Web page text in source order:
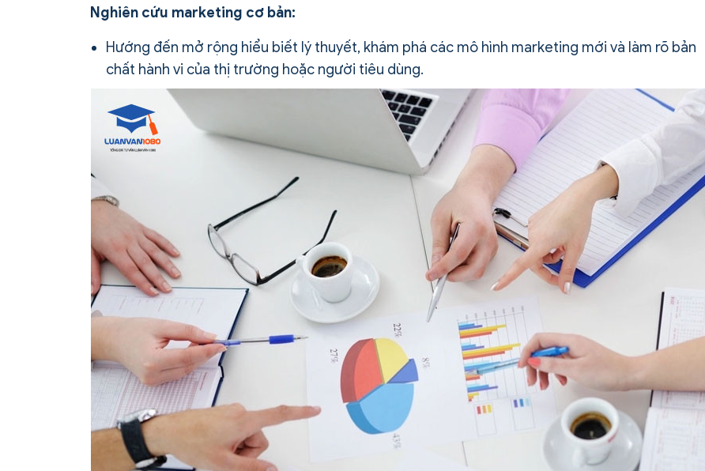
Nghiên cứu marketing cơ bản:
Hướng đến mở rộng hiểu biết lý thuyết, khám phá các mô hình marketing mới và làm rõ bản
chất hành vi của thị trường hoặc người tiêu dùng.